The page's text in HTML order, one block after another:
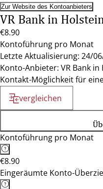
Zur Website des Kontoanbieters
VR Bank in
€8.90
Kontoführung pro Monat
Letzte Aktualisierung: 24/
Konto-Anbieter: VR Bank in
Kontakt-Möglichkeit für
vergleichen
Kontoführung pro Monat
€8.90
Eingeräumte Konto-